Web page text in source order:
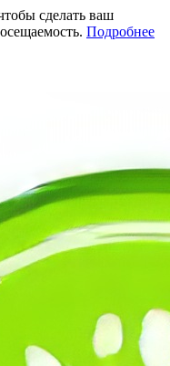
сделать ваш
Подробнее